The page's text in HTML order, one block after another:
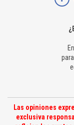
Las opiniones
exclusiva